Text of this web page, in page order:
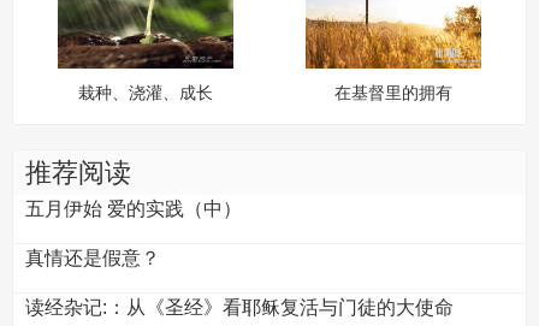
栽种、浇灌、成长 在基督里的拥有
推荐阅读
五月伊始 爱的实践（中）
真情还是假意？
读经杂记:：从《圣经》看耶稣复活与门徒的大使命